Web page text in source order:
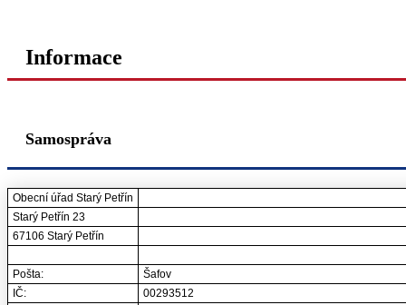
Informace
Samospráva
Obecní úřad Starý Petřín
Starý Petřín 23
67106 Starý Petřín
Pošta:
Šafov
IČ:
00293512